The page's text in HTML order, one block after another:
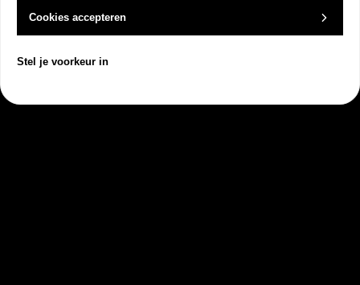
Plan een vrijblijvend
Dock
Cookies accepteren
Stel je voorkeur in